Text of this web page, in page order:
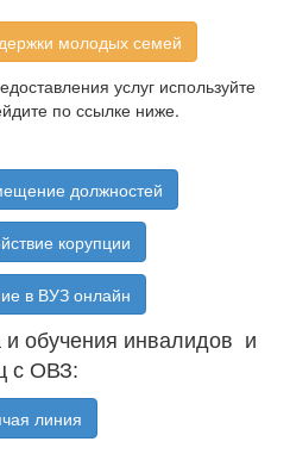
молодых семей
услуг используйте
по ссылке ниже.
должностей
корупции
в ВУЗ онлайн
обучения инвалидов и
с ОВЗ:
линия